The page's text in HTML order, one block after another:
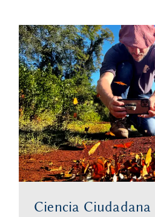
Ciencia Ciudadana